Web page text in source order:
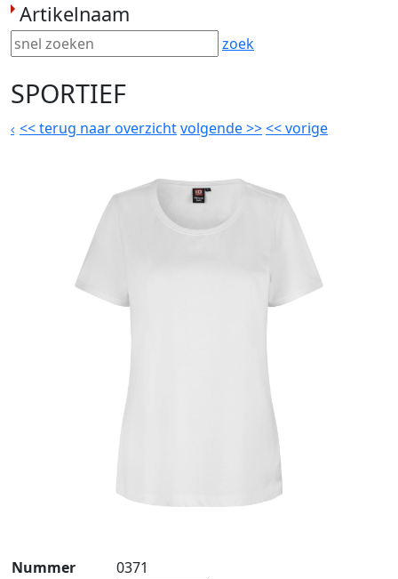
Artikelnaam
zoek
SPORTIEF
<<terug naar overzichtvolgende>><<vorige
Nummer
0371